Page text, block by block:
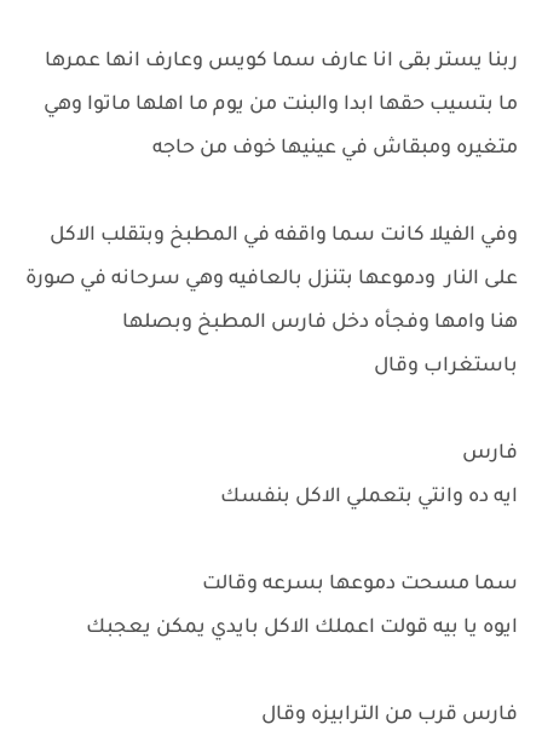
ربنا يستر بقى انا عارف سما كويس وعارف انها عمرها
ما بتسيب حقها ابدا والبنت من يوم ما اهلها ماتوا وهي
متغيره ومبقاش في عينيها خوف من حاجه
وفي الفيلا كانت سما واقفه في المطبخ وبتقلب الاكل
على النار ودموعها بتنزل بالعافيه وهي سرحانه في صورة
هنا وامها وفجأه دخل فارس المطبخ وبصلها
باستغراب وقال
فارس
ايه ده وانتي بتعملي الاكل بنفسك
سما مسحت دموعها بسرعه وقالت
ايوه يا بيه قولت اعملك الاكل بايدي يمكن يعجبك
فارس قرب من الترابيزه وقال